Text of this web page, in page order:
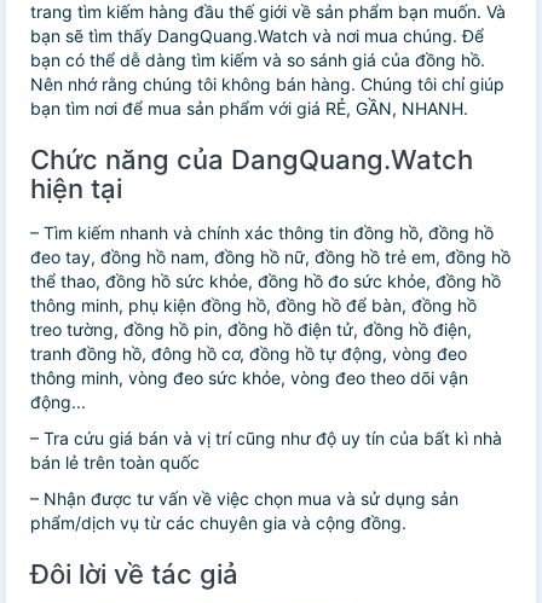
trang tìm kiếm hàng đầu thế giới về sản phẩm bạn muốn. Và
bạn sẽ tìm thấy DangQuang.Watch và nơi mua chúng. Để
bạn có thể dễ dàng tìm kiếm và so sánh giá của đồng hồ.
Nên nhớ rằng chúng tôi không bán hàng. Chúng tôi chỉ giúp
bạn tìm nơi để mua sản phẩm với giá RẺ, GẦN, NHANH.
Chức năng của DangQuang.Watch
hiện tại
– Tìm kiếm nhanh và chính xác thông tin đồng hồ, đồng hồ
đeo tay, đồng hồ nam, đồng hồ nữ, đồng hồ trẻ em, đồng hồ
thể thao, đồng hồ sức khỏe, đồng hồ đo sức khỏe, đồng hồ
thông minh, phụ kiện đồng hồ, đồng hồ để bàn, đồng hồ
treo tường, đồng hồ pin, đồng hồ điện tử, đồng hồ điện,
tranh đồng hồ, đông hồ cơ, đồng hồ tự động, vòng đeo
thông minh, vòng đeo sức khỏe, vòng đeo theo dõi vận
động...
– Tra cứu giá bán và vị trí cũng như độ uy tín của bất kì nhà
bán lẻ trên toàn quốc
– Nhận được tư vấn về việc chọn mua và sử dụng sản
phẩm/dịch vụ từ các chuyên gia và cộng đồng.
Đôi lời về tác giả